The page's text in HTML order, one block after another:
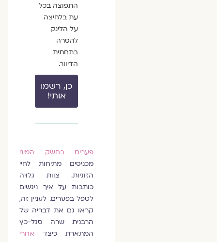
התפוצה בכל
עת בלחיצה
על הלינק
להסרה
בתחתית
הדיוור.
כן, רשמו
אותי!
פערים בחשק המיני
מכניסים מתיחות לחיי
הזוגיות. צוות גלויה
כותבות על איך ניגשים
לטפל בפערים. לעניין זה,
קראו גם את דבריה של
הרבנית שרה סגל-כץ
המתארת כיצד
אחרי